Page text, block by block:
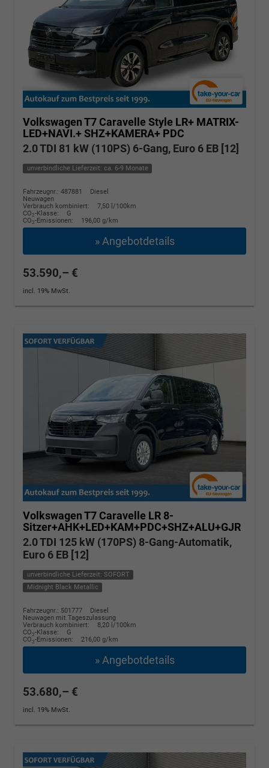
Volkswagen T7 CaravelleStyle LR+ MATRIX-
LED+NAVI.+ SHZ+KAMERA+ PDC
2.0 TDI 81 kW (110PS) 6-Gang, Euro 6 EB [12]
unverbindliche Lieferzeit: ca. 6-9 Monate
Fahrzeugnr.: 487881
Diesel
Neuwagen
Verbrauch kombiniert:
7,50 l/100km
CO2-Klasse:
G
CO2-Emissionen: 196,00 g/km
» Angebotdetails
53.590,– €
incl. 19% MwSt.
Volkswagen T7 Caravelle LR 8-
Sitzer+AHK+LED+KAM+PDC+SHZ+ALU+GJR
2.0 TDI 125 kW (170PS) 8-Gang-Automatik,
Euro 6 EB [12]
unverbindliche Lieferzeit: SOFORT
Midnight Black Metallic
Fahrzeugnr.: 501777
Diesel
Neuwagen mit Tageszulassung
Verbrauch kombiniert:
8,20 l/100km
CO2-Klasse:
G
CO2-Emissionen: 216,00 g/km
» Angebotdetails
53.680,– €
incl. 19% MwSt.